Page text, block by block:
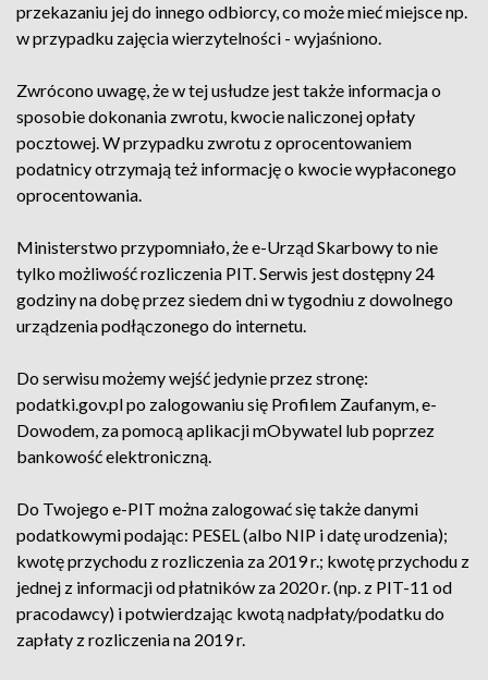
przekazaniu jej do innego odbiorcy, co może mieć miejsce np.
w przypadku zajęcia wierzytelności - wyjaśniono.
Zwrócono uwagę, że w tej usłudze jest także informacja o
sposobie dokonania zwrotu, kwocie naliczonej opłaty
pocztowej. W przypadku zwrotu z oprocentowaniem
podatnicy otrzymają też informację o kwocie wypłaconego
oprocentowania.
Ministerstwo przypomniało, że e-Urząd Skarbowy to nie
tylko możliwość rozliczenia PIT. Serwis jest dostępny 24
godziny na dobę przez siedem dni w tygodniu z dowolnego
urządzenia podłączonego do internetu.
Do serwisu możemy wejść jedynie przez stronę:
podatki.gov.pl po zalogowaniu się Profilem Zaufanym, e-
Dowodem, za pomocą aplikacji mObywatel lub poprzez
bankowość elektroniczną.
Do Twojego e-PIT można zalogować się także danymi
podatkowymi podając: PESEL (albo NIP i datę urodzenia);
kwotę przychodu z rozliczenia za 2019 r.; kwotę przychodu z
jednej z informacji od płatników za 2020 r. (np. z PIT-11 od
pracodawcy) i potwierdzając kwotą nadpłaty/podatku do
zapłaty z rozliczenia na 2019 r.